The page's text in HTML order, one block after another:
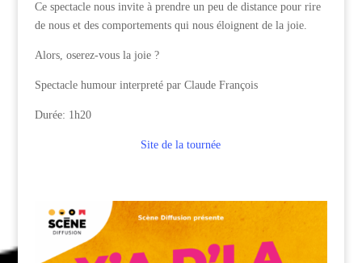
Ce spectacle nous invite à prendre un peu de distance pour rire
de nous et des comportements qui nous éloignent de la joie.
Alors, oserez-vous la joie ?
Spectacle humour interpreté par Claude François
Durée: 1h20
Site de la tournée